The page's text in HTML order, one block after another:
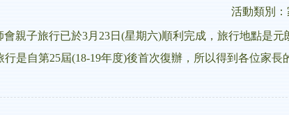
活動類別
親子旅行已於3月23日(星期六)順利完成，旅行地點是
是自第25屆(18-19年度)後首次復辦，所以得到各位家